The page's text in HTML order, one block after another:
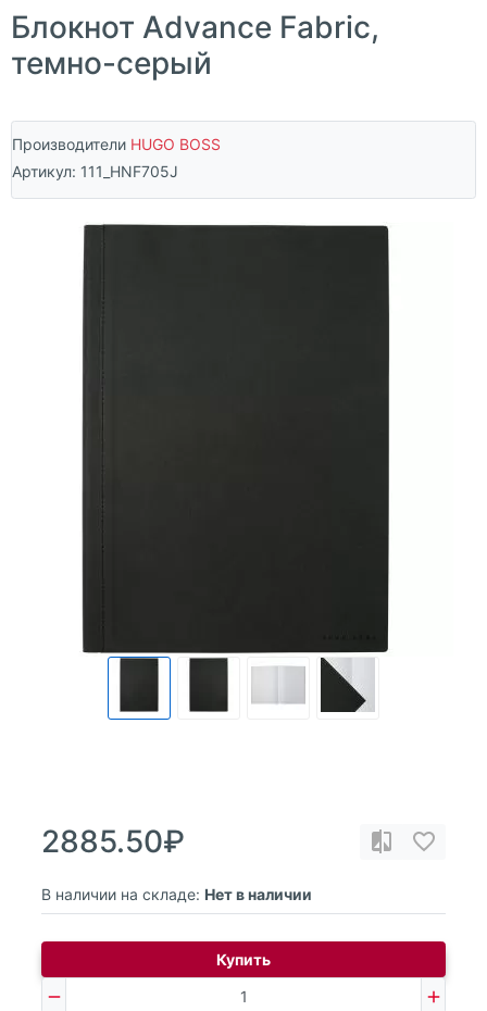
Блокнот Advance Fabric,
темно-серый
Производители HUGO BOSS
Артикул: 111_HNF705J
2885.50₽
В наличии на складе: Нет в наличии
Купить